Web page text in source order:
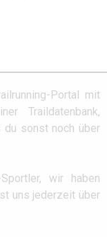
Portal mit
Traildatenbank,
du sonst noch über
wir haben
uns jederzeit über